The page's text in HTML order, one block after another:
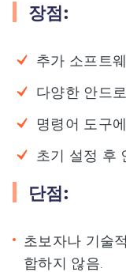
장점:
추가 소프트
다양한 안드
명령어 도구
초기 설정 후
단점:
초보자나 기술
합하지 않음.